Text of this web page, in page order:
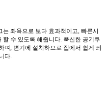
는 좌욕으로 보다 효과적이고, 빠른시
할 수 있도록 해줍니다. 푹신한 공기쿠
며, 변기에 설치하므로 집에서 쉽게 좌
다.